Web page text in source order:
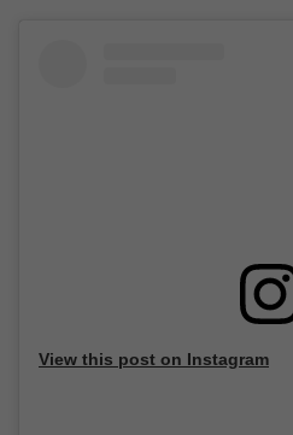
View this post on Instagram